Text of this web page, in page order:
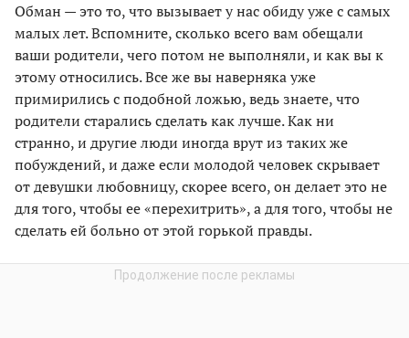
Обман — это то, что вызывает у нас обиду уже с самых
малых лет. Вспомните, сколько всего вам обещали
ваши родители, чего потом не выполняли, и как вы к
этому относились. Все же вы наверняка уже
примирились с подобной ложью, ведь знаете, что
родители старались сделать как лучше. Как ни
странно, и другие люди иногда врут из таких же
побуждений, и даже если молодой человек скрывает
от девушки любовницу, скорее всего, он делает это не
для того, чтобы ее «перехитрить», а для того, чтобы не
сделать ей больно от этой горькой правды.